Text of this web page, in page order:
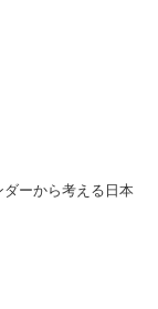
ーから考える日本